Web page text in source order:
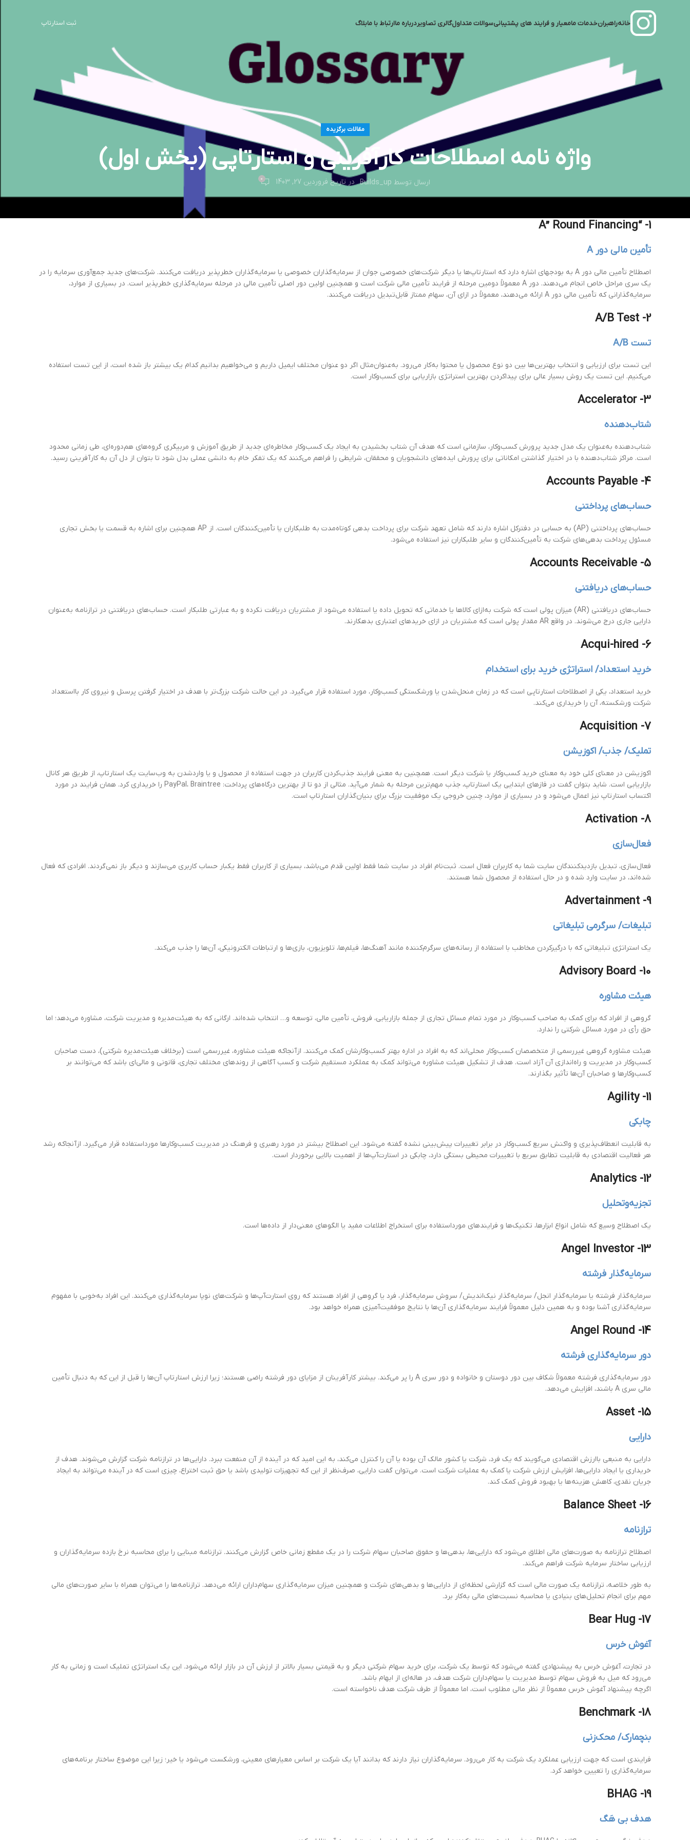
خانهراهبرانخدمات مامعیار و فرایند‌ های پشتیبانیسوالات متداولگالری تصاویردرباره ماارتباط با مابلاگ ثبت استارتاپ
مقالات برگزیده
واژه نامه اصطلاحات کارآفرینی و استارتاپی (بخش اول)
ارسال توسط Builds_up در تاریخ فروردین 27, 1403 0
1- “A” Round Financing
تأمین مالی دور A
اصطلاح تأمین مالی دور A به بودجه­ای اشاره دارد که استارتاپ‌ها یا دیگر شرکت‌های خصوصی جوان از سرمایه‌گذاران خصوصی یا سرمایه‌گذاران خطرپذیر دریافت می‌کنند. شرکت‌های جدید جمع‌آوری سرمایه را در
یک سری مراحل خاص انجام می‌دهند. دور A معمولاً دومین مرحله از فرایند تأمین مالی شرکت است و همچنین اولین دور اصلی تأمین مالی در مرحله سرمایه‌گذاری خطرپذیر است. در بسیاری از موارد،
سرمایه‌گذارانی که تأمین مالی دور A ارائه می‌دهند، معمولاً در ازای آن، سهام ممتاز قابل‌تبدیل دریافت می‌کنند.
2- A/B Test
تست A/B
این تست برای ارزیابی و انتخاب بهترین‌ها بین دو نوع محصول یا محتوا به‌کار می‌رود. به‌عنوان‌مثال اگر دو عنوان مختلف ایمیل داریم و می‌خواهیم بدانیم کدام یک بیشتر باز شده است، از این تست استفاده
می‌کنیم. این تست یک روش بسیار عالی برای پیداکردن بهترین استراتژی بازاریابی برای کسب‌و‌کار است.
3- Accelerator
شتاب‌دهنده
شتاب‌دهنده به‌عنوان یک مدل جدید پرورش کسب‌وکار، سازمانی است که هدف آن شتاب بخشیدن به ایجاد یک کسب‌وکار مخاطره‌ای جدید از طریق آموزش و مربیگری گروه‌های هم‌دوره‌ای، طی زمانی محدود
است. مراکز شتاب‌دهنده با در اختیار گذاشتن امکاناتی برای پرورش ایده‌های دانشجویان و محققان، شرایطی را فراهم می‌کنند که یک تفکر خام به دانشی عملی بدل شود تا بتوان از دل آن به کارآفرینی رسید.
4- Accounts Payable
حساب‌های پرداختنی
حساب‌های پرداختنی (AP) به حسابی در دفترکل اشاره دارند که شامل تعهد شرکت برای پرداخت بدهی کوتاه‌مدت به طلبکاران یا تأمین‌کنندگان است. از AP همچنین برای اشاره به قسمت یا بخش تجاری
مسئول پرداخت بدهی‌های شرکت به تأمین‌کنندگان و سایر طلبکاران نیز استفاده می‌شود.
5- Accounts Receivable
حساب‌های دریافتنی
حساب‌های دریافتنی (AR) میزان پولی است که شرکت به‌ازای کالاها یا خدماتی که تحویل داده یا استفاده می‌شود از مشتریان دریافت نکرده و به عبارتی طلبکار است. حساب‌های دریافتنی در ترازنامه به‌عنوان
دارایی جاری درج می‌شوند. در واقع AR مقدار پولی است که مشتریان در ازای خریدهای اعتباری بدهکارند.
6- Acqui-hired
خرید استعداد/ استراتژی خرید برای استخدام
خرید استعداد، یکی از اصطلاحات استارتاپی است که در زمان منحل‌شدن یا ورشکستگی کسب‌وکار، مورد استفاده قرار می‌گیرد. در این حالت شرکت بزرگ‌تر با هدف در اختیار گرفتن پرسنل و نیروی کار بااستعداد
شرکت ورشکسته، آن را خریداری می‌کند.
7- Acquisition
تملیک/ جذب/ اکوزیشن
اکوزیشن در معنای کلی خود به معنای خرید کسب‌وکار یا شرکت دیگر است. همچنین به معنی فرایند جذب‌کردن کاربران در جهت استفاده از محصول و یا واردشدن به وب‌سایت یک استارتاپ، از طریق هر کانال
بازاریابی است. شاید بتوان گفت در فازهای ابتدایی یک استارتاپ، جذب مهم‌ترین مرحله به شمار می‌آید. مثالی از دو تا از بهترین درگاه‌های پرداخت: PayPal، Braintree را خریداری کرد. همان فرایند در مورد
اکتساب استارتاپ نیز اعمال می‌شود و در بسیاری از موارد، چنین خروجی یک موفقیت بزرگ برای بنیان‌گذاران استارتاپ است.
8- Activation
فعال‌سازی
فعال‌سازی، تبدیل بازدیدکنندگان سایت شما به کاربران فعال است. ثبت‌نام افراد در سایت شما فقط اولین قدم می‌باشد، بسیاری از کاربران فقط یکبار حساب کاربری می‌سازند و دیگر باز نمی‌گردند. افرادی که فعال
شده‌اند، در سایت وارد شده و در حال استفاده از محصول شما هستند.
9- Advertainment
تبلیغات/ سرگرمی تبلیغاتی
یک استراتژی تبلیغاتی که با درگیرکردن مخاطب با استفاده از رسانه‌های سرگرم‌کننده مانند آهنگ‌ها، فیلم‌ها، تلویزیون، بازی‌ها و ارتباطات الکترونیکی، آن‌ها را جذب می‌کند.
10- Advisory Board
هیئت مشاوره
گروهی از افراد که برای کمک به صاحب کسب‌وکار در مورد تمام مسائل تجاری از جمله بازاریابی، فروش، تأمین مالی، توسعه و… انتخاب شده‌اند. ارگانی که به هیئت‌مدیره و مدیریت شرکت، مشاوره می‌دهد؛ اما
حق رأی در مورد مسائل شرکتی را ندارد.
هیئت مشاوره گروهی غیررسمی از متخصصان کسب‌وکار محلی‌اند که به افراد در اداره بهتر کسب‌وکارشان کمک می‌کنند. ازآنجاکه هیئت مشاوره، غیررسمی است (برخلاف هیئت‌مدیره شرکتی)، دست صاحبان
کسب‌وکار در مدیریت و راه‌اندازی آن آزاد است. هدف از تشکیل هیئت مشاوره می‌تواند کمک به عملکرد مستقیم شرکت و کسب آگاهی از روندهای مختلف تجاری، قانونی و مالی‌ای باشد که می‌توانند بر
کسب‌وکارها و صاحبان آن‌ها تأثیر بگذارند.
11- Agility
چابکی
به قابلیت انعطاف‌پذیری و واکنش سریع کسب‌وکار در برابر تغییرات پیش‌بینی نشده گفته می‌شود. این اصطلاح بیشتر در مورد رهبری و فرهنگ در مدیریت کسب‌وکارها مورداستفاده قرار می‌گیرد. ازآنجاکه رشد
هر فعالیت اقتصادی به قابلیت تطابق سریع با تغییرات محیطی بستگی دارد، چابکی در استارت‌آپ‌ها از اهمیت بالایی برخوردار است.
12- Analytics
تجزیه‌وتحلیل
یک اصطلاح وسیع که شامل انواع ابزارها، تکنیک‌ها و فرایندهای مورداستفاده برای استخراج اطلاعات مفید یا الگوهای معنی‌دار از داده‌ها است.
13- Angel Investor
سرمایه‌گذار فرشته
سرمایه‌گذار فرشته یا سرمایه‌گذار انجل/ سرمایه‌گذار نیک‌اندیش/ سروش سرمایه‌گذار، فرد یا گروهی از افراد هستند که روی استارت‌آپ‌ها و شرکت‌های نوپا سرمایه‌گذاری می‌کنند. این افراد به‌خوبی با مفهوم
سرمایه‌گذاری آشنا بوده و به همین دلیل معمولاً فرایند سرمایه‌گذاری آن‌ها با نتایج موفقیت‌آمیزی همراه خواهد بود.
14- Angel Round
دور سرمایه‌گذاری فرشته
دور سرمایه‌گذاری فرشته معمولاً شکاف بین دور دوستان و خانواده و دور سری A را پر می‌کند. بیشتر کارآفرینان از مزایای دور فرشته راضی هستند؛ زیرا ارزش استارتاپ آن‌ها را قبل از این که به دنبال تأمین
مالی سری A باشند، افزایش می‌دهد.
15- Asset
دارایی
دارایی به منبعی باارزش اقتصادی می‌گویند که یک فرد، شرکت یا کشور مالک آن بوده یا آن را کنترل می‌کند، به این امید که در آینده از آن منفعت ببرد. دارایی‌ها در ترازنامه شرکت گزارش می‌شوند. هدف از
خریداری یا ایجاد دارایی‌ها، افزایش ارزش شرکت یا کمک به عملیات شرکت است. می‌توان گفت دارایی، صرف‌نظر از این که تجهیزات تولیدی باشد یا حق ثبت اختراع، چیزی است که در آینده می‌تواند به ایجاد
جریان نقدی، کاهش هزینه‌ها یا بهبود فروش کمک کند.
16- Balance Sheet
ترازنامه
اصطلاح ترازنامه به صورت‌های مالی اطلاق می‌شود که دارایی‌ها، بدهی‌ها و حقوق صاحبان سهام شرکت را در یک مقطع زمانی خاص گزارش می‌کنند. ترازنامه مبنایی را برای محاسبه نرخ بازده سرمایه‌گذاران و
ارزیابی ساختار سرمایه شرکت فراهم می‌کند.
به طور خلاصه، ترازنامه یک صورت مالی است که گزارشی لحظه‌ای از دارایی‌ها و بدهی‌های شرکت و همچنین میزان سرمایه‌گذاری سهام‌داران ارائه می‌دهد. ترازنامه‌ها را می‌توان همراه با سایر صورت‌های مالی
مهم برای انجام تحلیل‌های بنیادی یا محاسبه نسبت‌های مالی به‌کار برد.
17- Bear Hug
آغوش خرس
در تجارت، آغوش خرس به پیشنهادی گفته می‌شود که توسط یک شرکت، برای خرید سهام شرکتی دیگر و به قیمتی بسیار بالاتر از ارزش آن در بازار ارائه می‌شود. این یک استراتژی تملیک است و زمانی به کار
می‌رود که میل به فروش سهام توسط مدیریت یا سهام‌داران شرکت هدف، در هاله‌ای از ابهام باشد.
اگرچه پیشنهاد آغوش خرس معمولاً از نظر مالی مطلوب است، اما معمولاً از طرف شرکت هدف ناخواسته است.
18- Benchmark
بنچمارک/ محک‌زنی
فرایندی است که جهت ارزیابی عملکرد یک شرکت به کار می‌رود. سرمایه‌گذاران نیاز دارند که بدانند آیا یک شرکت بر اساس معیارهای معینی، ورشکست می‌شود یا خیر؛ زیرا این موضوع ساختار برنامه‌های
سرمایه‌گذاری را تعیین خواهد کرد.
19- BHAG
هدف بی هَگ